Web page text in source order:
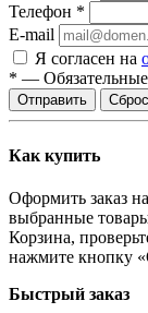
Телефон *
E-mail
Я согласен на
* —
Как купить
Оформить заказ
выбранные
Корзина,
нажмите кнопку
Быстрый заказ